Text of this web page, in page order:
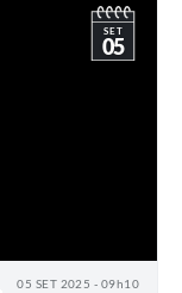
05 SET 2025 - 09h10
SET
05